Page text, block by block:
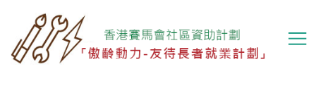
主
內